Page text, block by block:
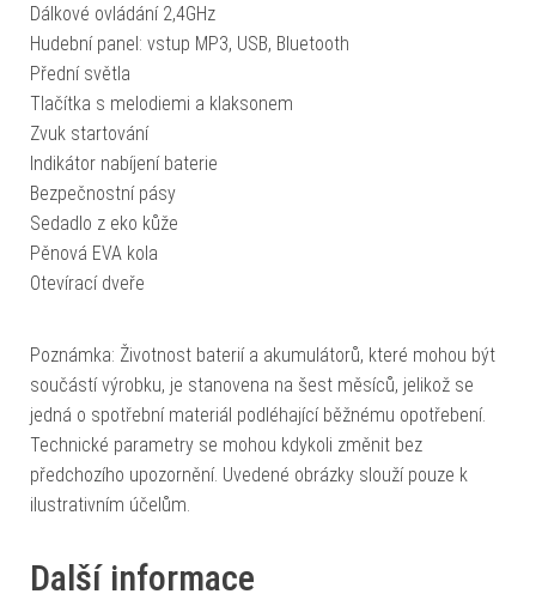
Dálkové ovládání 2,4GHz
Hudební panel: vstup MP3, USB, Bluetooth
Přední světla
Tlačítka s melodiemi a klaksonem
Zvuk startování
Indikátor nabíjení baterie
Bezpečnostní pásy
Sedadlo z eko kůže
Pěnová EVA kola
Otevírací dveře
Poznámka: Životnost baterií a akumulátorů, které mohou být
součástí výrobku, je stanovena na šest měsíců, jelikož se
jedná o spotřební materiál podléhající běžnému opotřebení.
Technické parametry se mohou kdykoli změnit bez
předchozího upozornění. Uvedené obrázky slouží pouze k
ilustrativním účelům.
Další informace